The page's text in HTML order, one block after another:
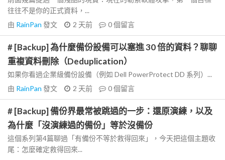
往往不是你的正式資料，...
由 RainPan 發文 2 天前 0個留言
# [Backup] 為什麼備份設備可以塞進 30 倍的資料？聊聊
重複資料刪除（Deduplication）
如果你看過企業級備份設備（例如 Dell PowerProtect DD 系列）...
由 RainPan 發文 2 天前 0個留言
# [Backup] 備份界最常被跳過的一步：還原演練，以及
為什麼「沒演練過的備份」等於沒備份
這個系列第4篇聊過「有備份不等於救得回來」，今天把這個主題收
尾：怎麼確定救得回來...